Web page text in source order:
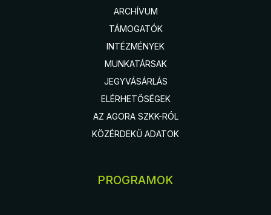
ARCHÍVUM
TÁMOGATÓK
INTÉZMÉNYEK
MUNKATÁRSAK
JEGYVÁSÁRLÁS
ELÉRHETŐSÉGEK
AZ AGORA SZKK-RÓL
KÖZÉRDEKŰ ADATOK
PROGRAMOK